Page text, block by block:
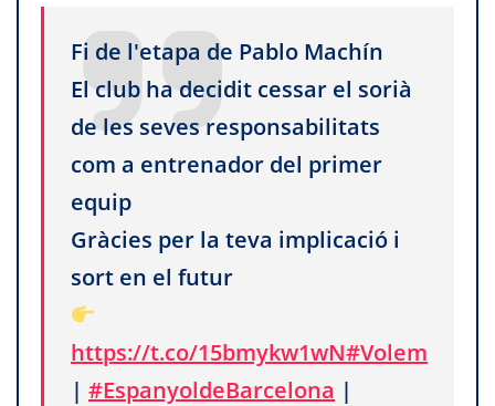
Fi de l'etapa de Pablo Machín
El club ha decidit cessar el sorià
de les seves responsabilitats
com a entrenador del primer
equip
Gràcies per la teva implicació i
sort en el futur
https://t.co/15bmykw1wN#Volem
| #EspanyoldeBarcelona |